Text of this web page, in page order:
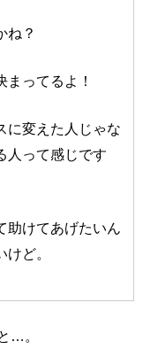
ね？
ってるよ！
に変えた人じゃな
人って感じです
助けてあげたいん
ど。
…。